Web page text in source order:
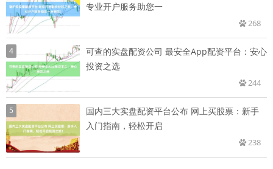
专业开户服务助您一
268
4
可查的实盘配资公司 最安全App配资平台：安心
投资之选
244
5
国内三大实盘配资平台公布 网上买股票：新手
入门指南，轻松开启
238